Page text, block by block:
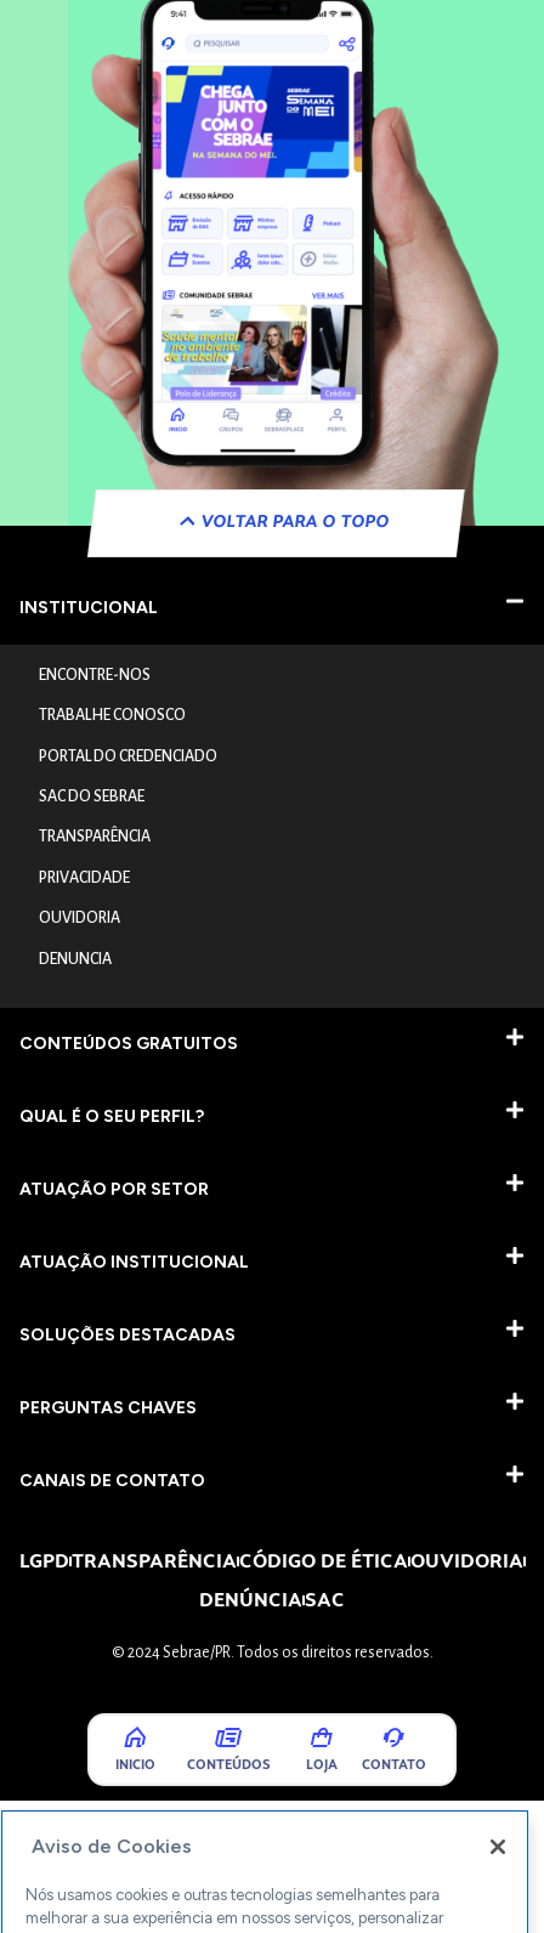
VOLTAR PARA O TOPO
INSTITUCIONAL
ENCONTRE-NOS
TRABALHE CONOSCO
PORTAL DO CREDENCIADO
SAC DO SEBRAE
TRANSPARÊNCIA
PRIVACIDADE
OUVIDORIA
DENUNCIA
CONTEÚDOS GRATUITOS
QUAL É O SEU PERFIL?
ATUAÇÃO POR SETOR
ATUAÇÃO INSTITUCIONAL
SOLUÇÕES DESTACADAS
PERGUNTAS CHAVES​
CANAIS DE CONTATO
LGPDTRANSPARÊNCIACÓDIGO DE ÉTICAOUVIDORIA
DENÚNCIASAC
© 2024 Sebrae/PR. Todos os direitos reservados.
INICIO CONTEÚDOS LOJA CONTATO
Aviso de Cookies
Nós usamos cookies e outras tecnologias semelhantes para
melhorar a sua experiência em nossos serviços, personalizar